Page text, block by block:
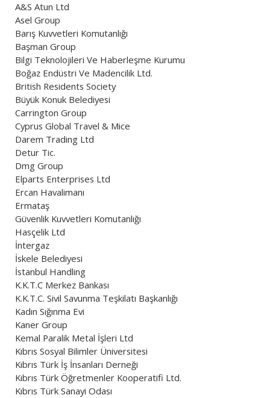
A&S Atun Ltd
Asel Group
Barış Kuvvetleri Komutanlığı
Başman Group
Bilgi Teknolojileri Ve Haberleşme Kurumu
Boğaz Endüstri Ve Madencilik Ltd.
British Residents Society
Büyük Konuk Belediyesi
Carrington Group
Cyprus Global Travel & Mice
Darem Trading Ltd
Detur Tic.
Dmg Group
Elparts Enterprises Ltd
Ercan Havalimanı
Ermataş
Güvenlik Kuvvetleri Komutanlığı
Hasçelik Ltd
İntergaz
İskele Belediyesi
İstanbul Handling
K.K.T.C Merkez Bankası
K.K.T.C. Sivil Savunma Teşkilatı Başkanlığı
Kadın Sığınma Evi
Kaner Group
Kemal Paralik Metal İşleri Ltd
Kıbrıs Sosyal Bilimler Üniversitesi
Kıbrıs Türk İş İnsanları Derneği
Kıbrıs Türk Öğretmenler Kooperatifi Ltd.
Kıbrıs Türk Sanayi Odası